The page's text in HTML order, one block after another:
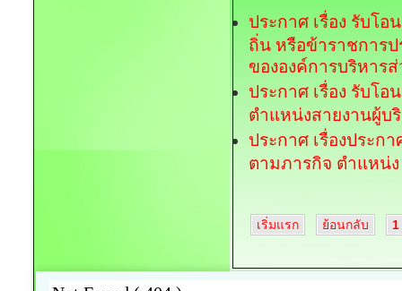
ประกาศ เรื่อง รับโ
ถิ่น หรือข้าราชการป
ขององค์การบริหาร
ประกาศ เรื่อง รับโ
ตำแหน่งสายงานผู้บ
ประกาศ เรื่องประก
ตามภารกิจ ตำแหน่
เริ่มแรก ย้อนกลับ 1